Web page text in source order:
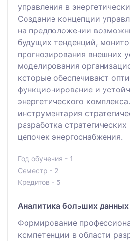
управления в
Создание концепции
на предположении
будущих тенденций,
прогнозирования внешних
моделирования
которые обеспечивают
функционирование и
энергетического
инструментария
разработка
цепочек энергоснабжения.
Год обучения - 1
Семестр - 2
Кредитов - 5
Аналитика больших данных
Формирование
компетенции в области